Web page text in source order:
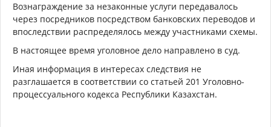
Вознаграждение за незаконные услуги передавалось
через посредников посредством банковских переводов и
впоследствии распределялось между участниками схемы.
В настоящее время уголовное дело направлено в суд.
Иная информация в интересах следствия не
разглашается в соответствии со статьей 201 Уголовно-
процессуального кодекса Республики Казахстан.